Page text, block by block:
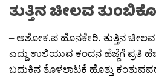
ತುತ್ತಿನ ಚೀಲವ
– ಅಶೋಕ.ಪ ಹೊನಕೇರಿ. ತುತ್ತಿನ ಚೀಲವ
ಎದ್ದು ಉಲಿಯುವ ಕಂದನ ಹೆಜ್ಜೆಗೆ ಪ್ರತಿ
ಬದುಕಿನ ತೊಳಲಾಟಕೆ ಹೊತ್ತು